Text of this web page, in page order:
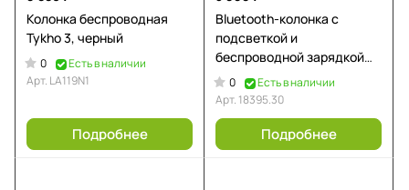
Колонка беспроводная
Tykho 3, черный
0
Есть в наличии
Арт. LA119N1
Подробнее
Bluetooth-колонка с
подсветкой и
беспроводной зарядкой
Quantium
0
Есть в наличии
Арт. 18395.30
Подробнее